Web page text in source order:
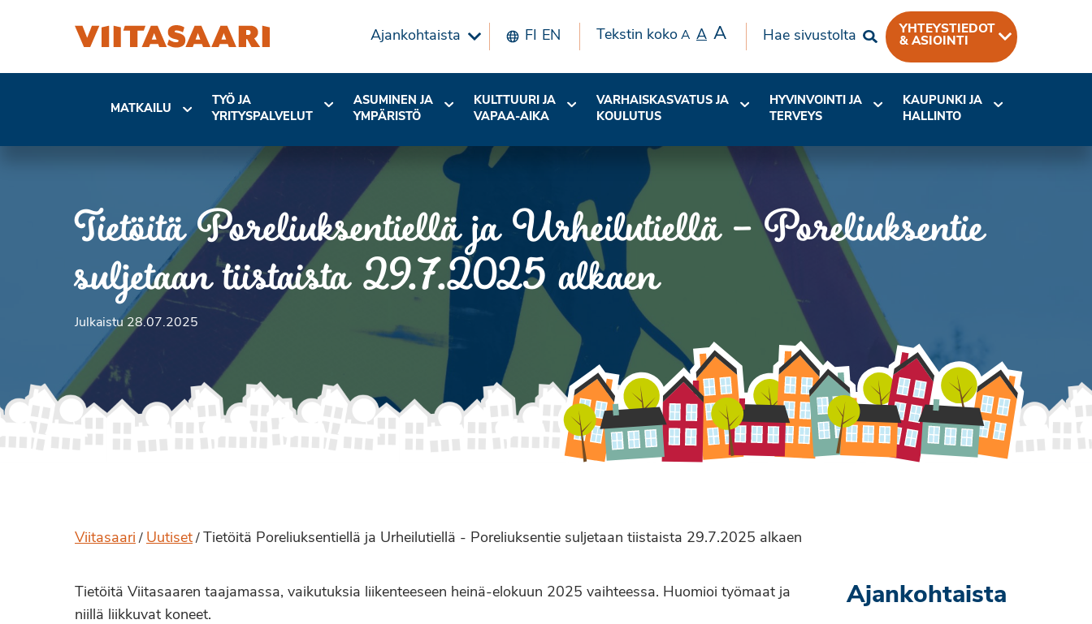
Ajankohtaista FI EN Tekstin koko A A A Hae sivustolta
YHTEYSTIEDOT
& ASIOINTI
MATKAILU
TYÖ JA
YRITYSPALVELUT
ASUMINEN JA
YMPÄRISTÖ
KULTTUURI JA
VAPAA-AIKA
VARHAISKASVATUS JA
KOULUTUS
HYVINVOINTI JA
TERVEYS
KAUPUNKI JA
HALLINTO
Tietöitä Poreliuksentiellä ja Urheilutiellä – Poreliuksentie
suljetaan tiistaista 29.7.2025 alkaen
Julkaistu 28.07.2025
Viitasaari / Uutiset / Tietöitä Poreliuksentiellä ja Urheilutiellä - Poreliuksentie suljetaan tiistaista 29.7.2025 alkaen
Tietöitä Viitasaaren taajamassa, vaikutuksia liikenteeseen heinä-elokuun 2025 vaihteessa. Huomioi työmaat ja
niillä liikkuvat koneet.
Ajankohtaista